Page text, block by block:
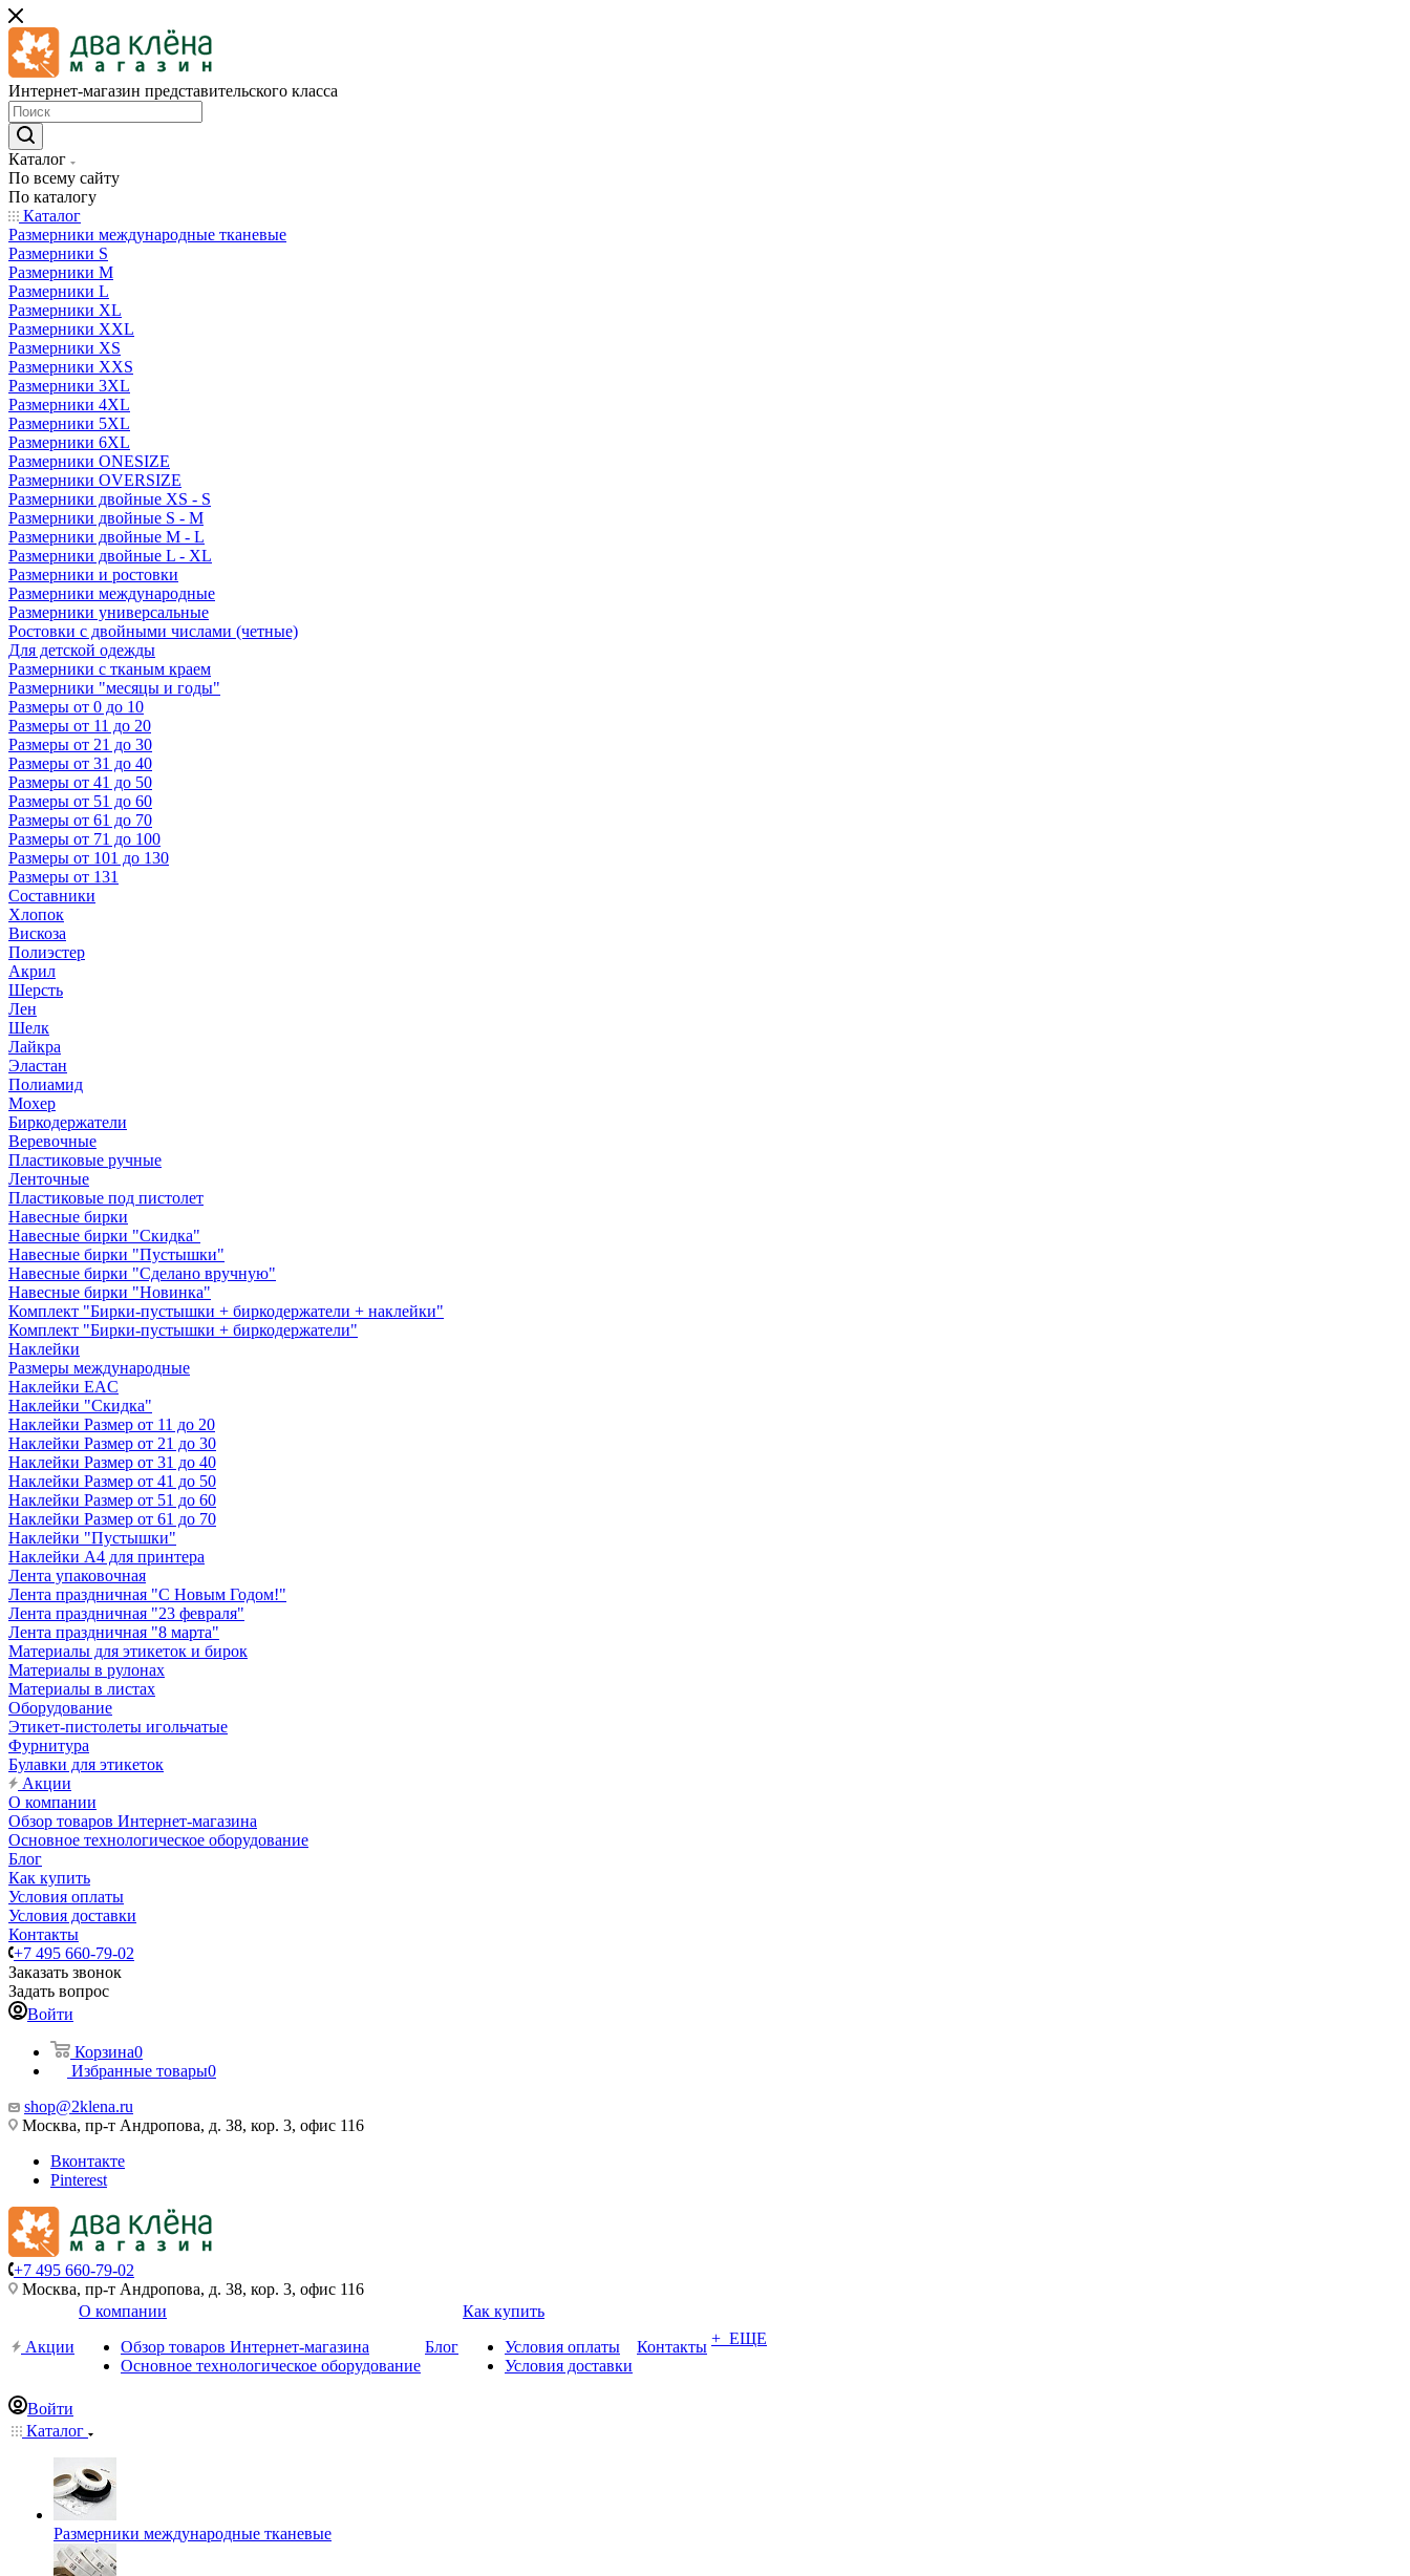
Интернет-магазин представительского класса
Каталог
По всему сайту
По каталогу
Каталог
Размерники международные тканевые
Размерники S
Размерники M
Размерники L
Размерники XL
Размерники XXL
Размерники XS
Размерники XXS
Размерники 3XL
Размерники 4XL
Размерники 5XL
Размерники 6XL
Размерники ONESIZE
Размерники OVERSIZE
Размерники двойные XS - S
Размерники двойные S - M
Размерники двойные M - L
Размерники двойные L - XL
Размерники и ростовки
Размерники международные
Размерники универсальные
Ростовки с двойными числами (четные)
Для детской одежды
Размерники с тканым краем
Размерники "месяцы и годы"
Размеры от 0 до 10
Размеры от 11 до 20
Размеры от 21 до 30
Размеры от 31 до 40
Размеры от 41 до 50
Размеры от 51 до 60
Размеры от 61 до 70
Размеры от 71 до 100
Размеры от 101 до 130
Размеры от 131
Составники
Хлопок
Вискоза
Полиэстер
Акрил
Шерсть
Лен
Шелк
Лайкра
Эластан
Полиамид
Мохер
Биркодержатели
Веревочные
Пластиковые ручные
Ленточные
Пластиковые под пистолет
Навесные бирки
Навесные бирки "Скидка"
Навесные бирки "Пустышки"
Навесные бирки "Сделано вручную"
Навесные бирки "Новинка"
Комплект "Бирки-пустышки + биркодержатели + наклейки"
Комплект "Бирки-пустышки + биркодержатели"
Наклейки
Размеры международные
Наклейки EAC
Наклейки "Скидка"
Наклейки Размер от 11 до 20
Наклейки Размер от 21 до 30
Наклейки Размер от 31 до 40
Наклейки Размер от 41 до 50
Наклейки Размер от 51 до 60
Наклейки Размер от 61 до 70
Наклейки "Пустышки"
Наклейки А4 для принтера
Лента упаковочная
Лента праздничная "С Новым Годом!"
Лента праздничная "23 февраля"
Лента праздничная "8 марта"
Материалы для этикеток и бирок
Материалы в рулонах
Материалы в листах
Оборудование
Этикет-пистолеты игольчатые
Фурнитура
Булавки для этикеток
Акции
О компании
Обзор товаров Интернет-магазина
Основное технологическое оборудование
Блог
Как купить
Условия оплаты
Условия доставки
Контакты
+7 495 660-79-02
Заказать звонок
Задать вопрос
Войти
Корзина0
Избранные товары0
shop@2klena.ru
Москва, пр-т Андропова, д. 38, кор. 3, офис 116
Вконтакте
Pinterest
+7 495 660-79-02
Москва, пр-т Андропова, д. 38, кор. 3, офис 116
Акции
О компании
Обзор товаров Интернет-магазина
Основное технологическое оборудование
Блог
Как купить
Условия оплаты
Условия доставки
Контакты + ЕЩЕ
Войти
Каталог
Размерники международные тканевые